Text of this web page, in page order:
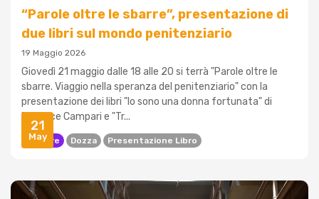
21
May
“Parole oltre le sbarre”, presentazione di
due libri sul mondo penitenziario
19 Maggio 2026
Giovedì 21 maggio dalle 18 alle 20 si terrà "Parole oltre le
sbarre. Viaggio nella speranza del penitenziario" con la
presentazione dei libri "Io sono una donna fortunata" di
Beatrice Campari e "Tr...
Carcere Dozza Presentazione Libro